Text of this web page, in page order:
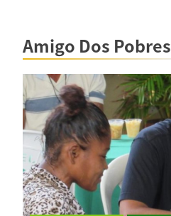
Amigo Dos Pobres